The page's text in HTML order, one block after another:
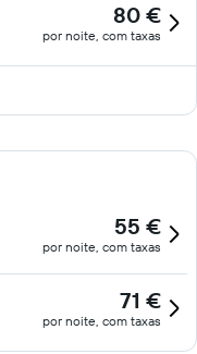
80 €
por noite, com taxas
55 €
por noite, com taxas
71 €
por noite, com taxas